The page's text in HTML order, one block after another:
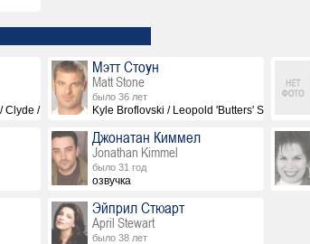
Clyde / Jimmy / Craig / Leprechaun / The Mayor of
Мэтт Стоун
Matt Stone
было 36 лет
Kyle Broflovski / Leopold 'Butters' Stotch /
Джонатан Киммел
Jonathan Kimmel
было 31 год
озвучка
Эйприл Стюарт
April Stewart
было 38 лет